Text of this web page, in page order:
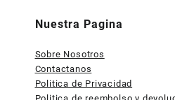
Nuestra Pagina
Sobre Nosotros
Contactanos
Politica de Privacidad